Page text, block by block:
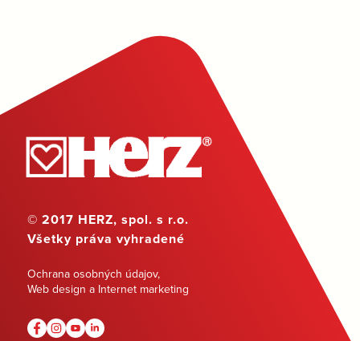
© 2017 HERZ, spol. s r.o.
Všetky práva vyhradené
Ochrana osobných údajov,
Web design a Internet marketing